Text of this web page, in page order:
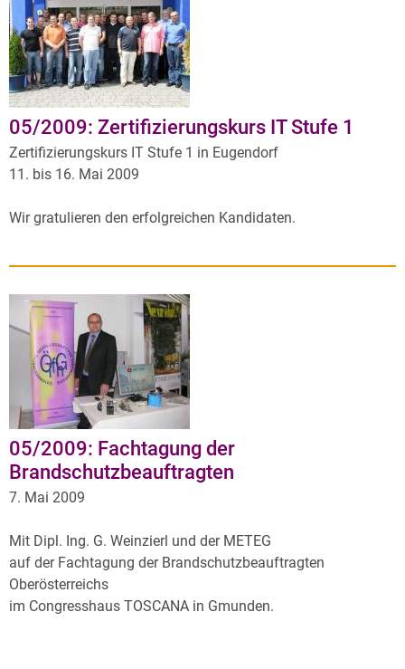
05/2009: Zertifizierungskurs IT Stufe 1
Zertifizierungskurs IT Stufe 1 in Eugendorf
11. bis 16. Mai 2009
Wir gratulieren den erfolgreichen Kandidaten.
05/2009: Fachtagung der
Brandschutzbeauftragten
7. Mai 2009
Mit Dipl. Ing. G. Weinzierl und der METEG
auf der Fachtagung der Brandschutzbeauftragten
Oberösterreichs
im Congresshaus TOSCANA in Gmunden.